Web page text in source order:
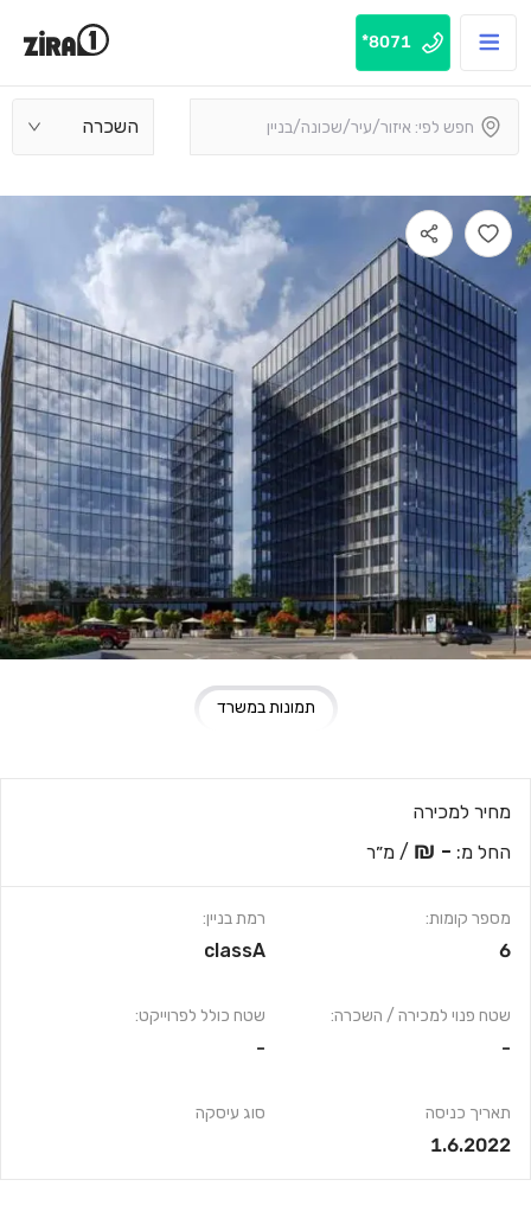
8071*
השכרה
תמונות במשרד
מחיר למכירה
החל מ: - ₪ / מ״ר
מספר קומות:
6
שטח פנוי למכירה / השכרה:
-
תאריך כניסה
1.6.2022
רמת בניין:
classA
שטח כולל לפרוייקט:
-
סוג עיסקה